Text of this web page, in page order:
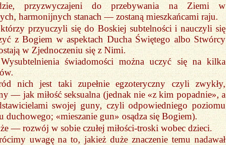
przyzwyczajeni do przebywania na Ziemi w
harmonijnych stanach — zostaną mieszkańcami raju.
przyuczyli się do Boskiej subtelności i nauczyli się
z Bogiem w aspektach Ducha Świętego albo Stwórcy
w Zjednoczeniu się z Nimi.
świadomości można uczyć się na kilka
nich jest taki zupełnie egzoteryczny czyli zwykły,
— jak miłość seksualna (jednak nie «z kim popadnie», a
swojej guny, czyli odpowiedniego poziomu
duchowego; «mieszanie gun» osądza się Bogiem).
— rozwój w sobie czułej miłości-troski wobec dzieci.
uwagę na to, jakież duże znaczenie temu nadawał